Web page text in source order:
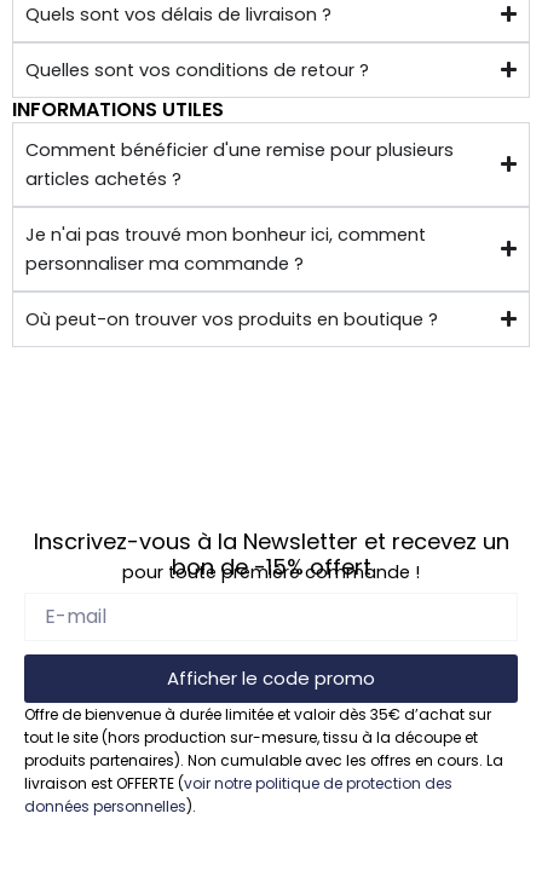
Quels sont vos délais de livraison ?
Quelles sont vos conditions de retour ?
INFORMATIONS UTILES
Comment bénéficier d'une remise pour plusieurs
articles achetés ?
Je n'ai pas trouvé mon bonheur ici, comment
personnaliser ma commande ?
Où peut-on trouver vos produits en boutique ?
Inscrivez-vous à la Newsletter et recevez un
bon de -15% offert
pour toute première commande !
Afficher le code promo
Offre de bienvenue à durée limitée et valoir dès 35€ d’achat sur
tout le site (hors production sur-mesure, tissu à la découpe et
produits partenaires). Non cumulable avec les offres en cours. La
livraison est OFFERTE (voir notre politique de protection des
données personnelles).